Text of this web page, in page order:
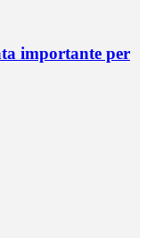
importante per